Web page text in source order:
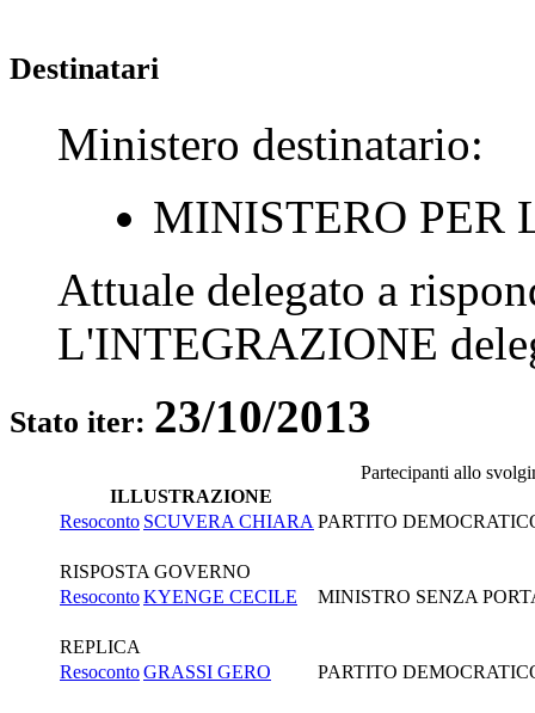
Destinatari
Ministero destinatario:
MINISTERO PER
Attuale delegato a
L'INTEGRAZIONE
Stato iter: 23/10/2013
Partecipanti allo
ILLUSTRAZIONE
Resoconto SCUVERA CHIARA PARTITO
RISPOSTA GOVERNO
ResocontoKYENGE CECILE MINISTRO SENZA
REPLICA
ResocontoGRASSI GERO PARTITO